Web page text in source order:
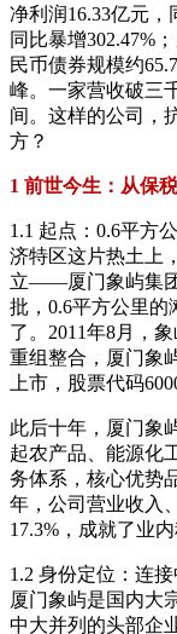
净利润16.33亿元，
同比暴增302.47%
民币债券规模约
峰。一家营收破三
间。这样的公司，
方？
1 前世今生：从保
1.1 起点：0.6平方
济特区这片热土上
立——厦门象屿集
批，0.6平方公里的
了。2011年8月，
重组整合，厦门象
上市，股票代码
此后十年，厦门象
起农产品、能源化
务体系，核心优势
年，公司营业收入
17.3%，成就了业
1.2 身份定位：连
厦门象屿是国内大
中大并列的头部企